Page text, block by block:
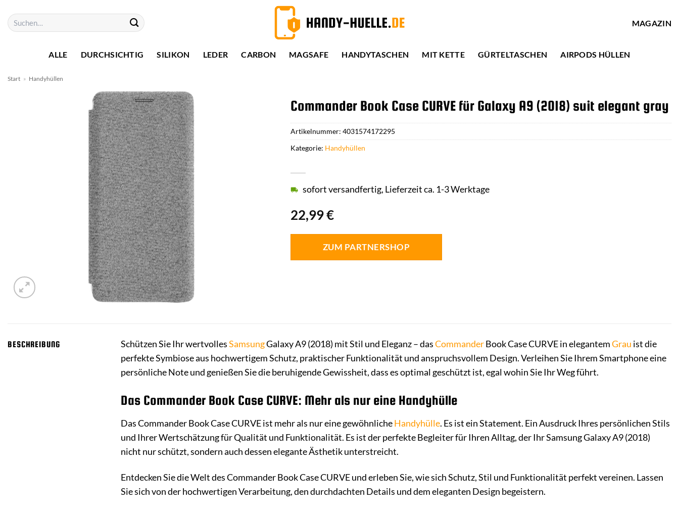
Inhalt
springen
Suchen
nach:
MAGAZIN
ALLE DURCHSICHTIG SILIKON LEDER CARBON MAGSAFE HANDYTASCHEN MIT KETTE GÜRTELTASCHEN AIRPODS HÜLLEN
Start » Handyhüllen
Commander Book Case CURVE für Galaxy A9 (2018) suit elegant gray
22,99€
sofort versandfertig, Lieferzeit ca. 1-3 Werktage
ZUM PARTNERSHOP
Artikelnummer: 4031574172295
Kategorie: Handyhüllen
BESCHREIBUNG Schützen Sie Ihr wertvollesSamsungGalaxy A9 (2018) mit Stil und Eleganz – dasCommanderBook Case CURVE in elegantemGrau ist die
perfekte Symbiose aus hochwertigem Schutz, praktischer Funktionalität und anspruchsvollem Design. Verleihen Sie Ihrem Smartphone eine
persönliche Note und genießen Sie die beruhigende Gewissheit, dass es optimal geschützt ist, egal wohin Sie Ihr Weg führt.
Das Commander Book Case CURVE: Mehr als nur eine Handyhülle
Das Commander Book Case CURVE ist mehr als nur eine gewöhnlicheHandyhülle. Es ist ein Statement. Ein Ausdruck Ihres persönlichen Stils
und Ihrer Wertschätzung für Qualität und Funktionalität. Es ist der perfekte Begleiter für Ihren Alltag, der Ihr Samsung Galaxy A9 (2018)
nicht nur schützt, sondern auch dessen elegante Ästhetik unterstreicht.
Entdecken Sie die Welt des Commander Book Case CURVE und erleben Sie, wie sich Schutz, Stil und Funktionalität perfekt vereinen. Lassen
Sie sich von der hochwertigen Verarbeitung, den durchdachten Details und dem eleganten Design begeistern.